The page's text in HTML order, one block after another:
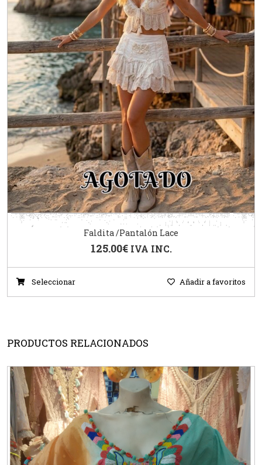
Faldita /Pantalón Lace
125.00€ IVA INC.
Seleccionar Añadir a favoritos
PRODUCTOS RELACIONADOS